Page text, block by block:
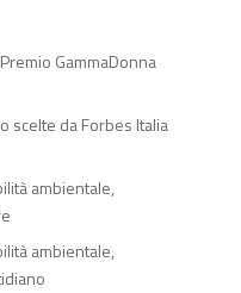
GammaDonna
scelte da Forbes Italia
ambientale,
ambientale,